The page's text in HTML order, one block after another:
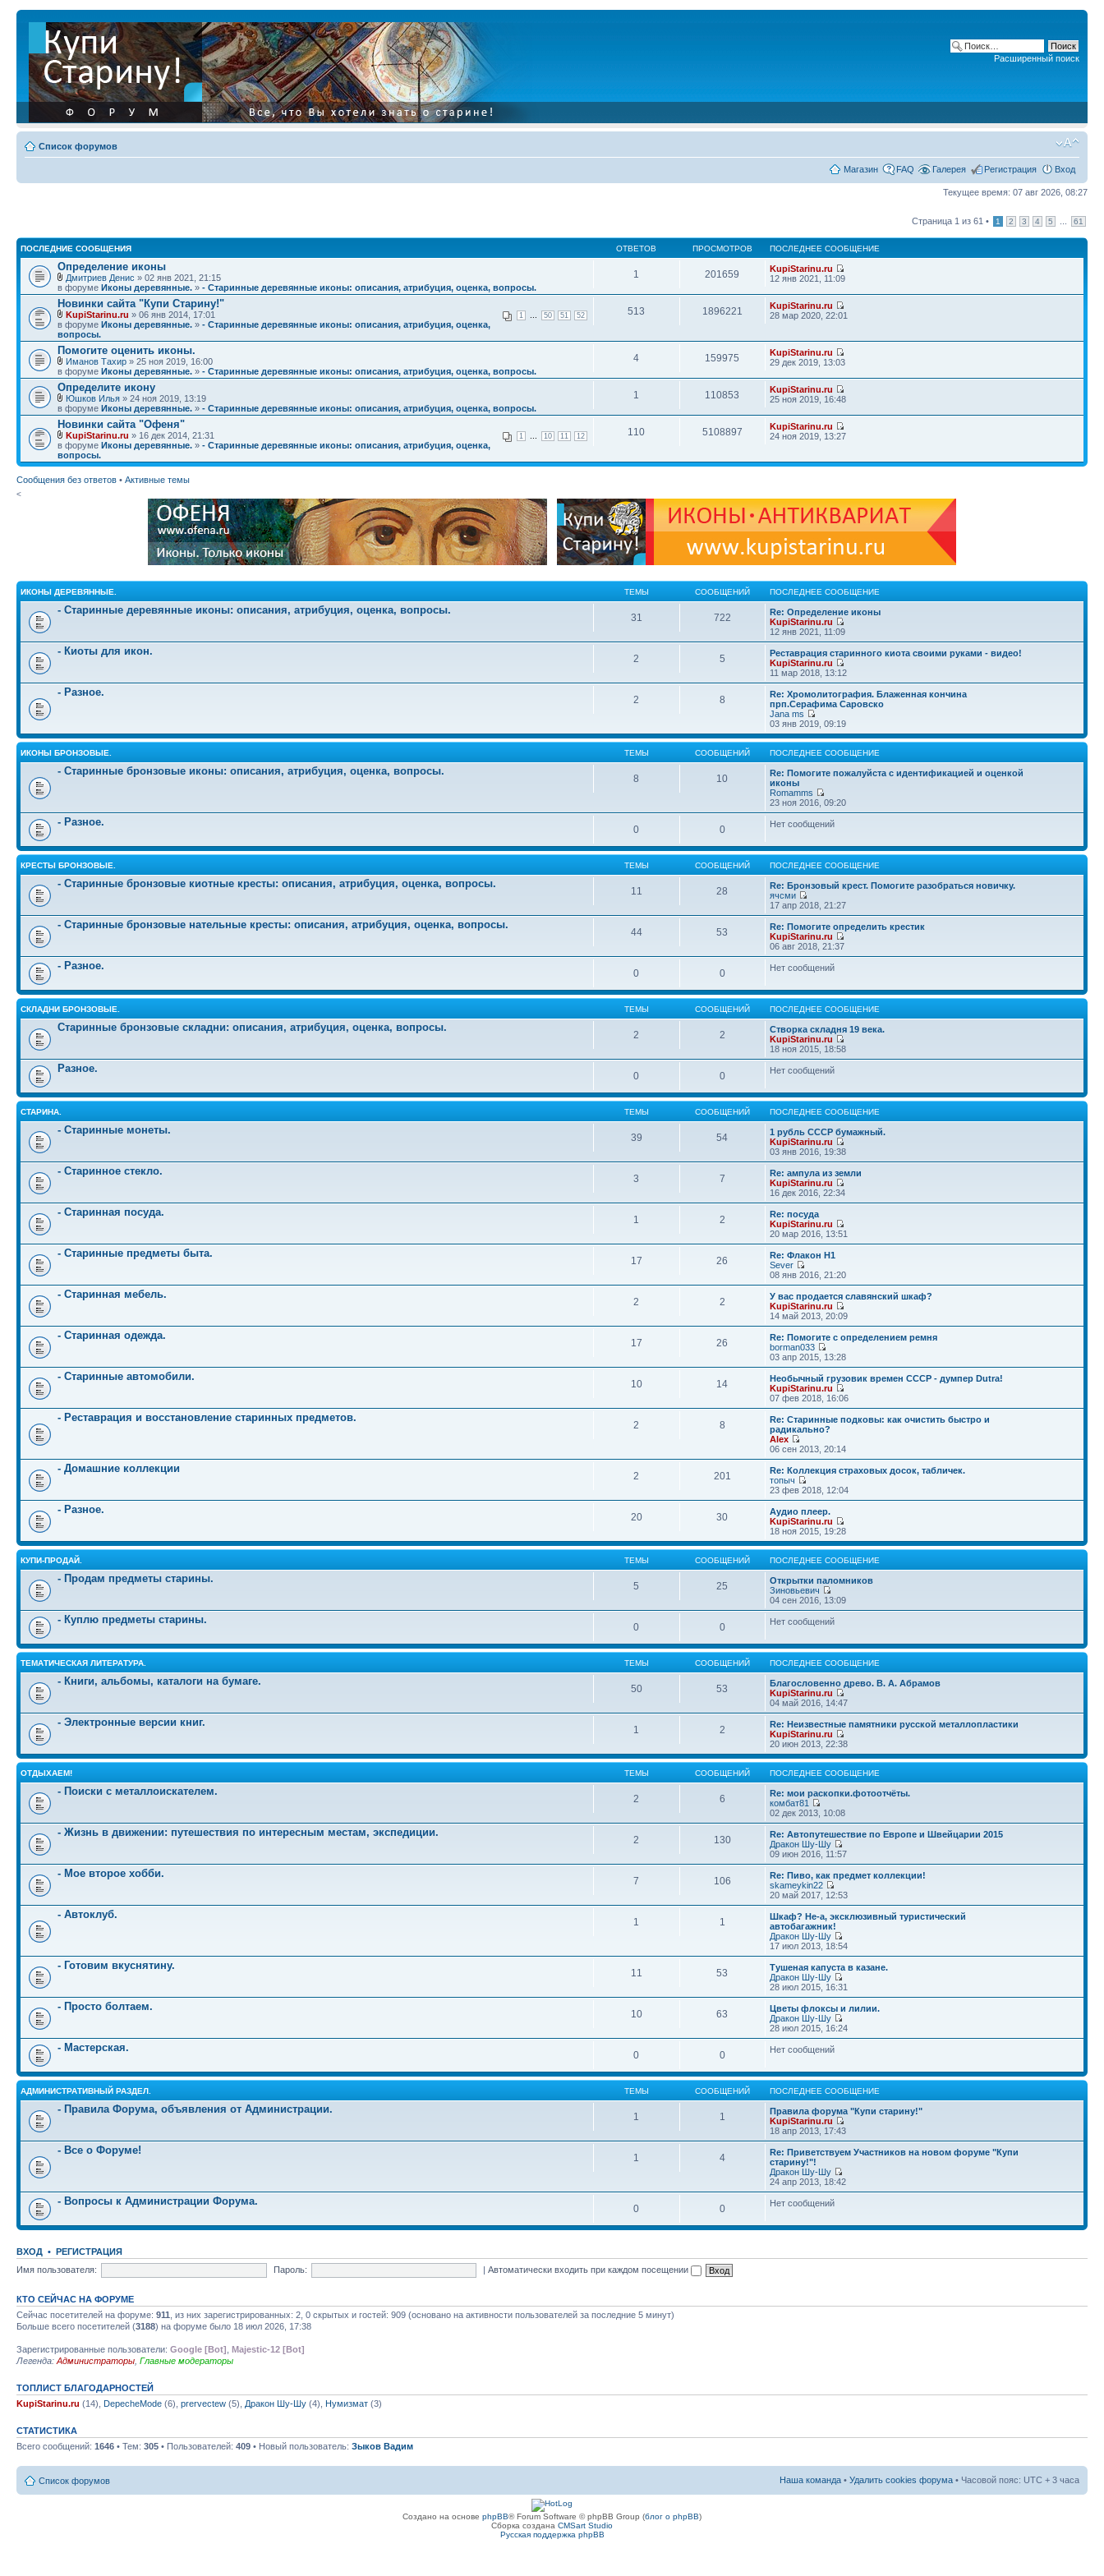
Расширенный поиск
Список форумов
Магазин FAQ Галерея Регистрация Вход
Текущее время: 07 авг 2026, 08:27
Страница 1 из 61 • 1 2 3 4 5 61
ПОСЛЕДНИЕ СООБЩЕНИЯ ОТВЕТОВ ПРОСМОТРОВ ПОСЛЕДНЕЕ СООБЩЕНИЕ
Определение иконы
Дмитриев Денис » 02 янв 2021, 21:15
в форуме Иконы деревянные. » - Старинные деревянные иконы: описания, атрибуция, оценка, вопросы.
1 201659
KupiStarinu.ru
12 янв 2021, 11:09
Новинки сайта "Купи Старину!"
1 50 51 52
KupiStarinu.ru » 06 янв 2014, 17:01
в форуме Иконы деревянные. » - Старинные деревянные иконы: описания, атрибуция, оценка,
вопросы.
513 1896221
KupiStarinu.ru
28 мар 2020, 22:01
Помогите оценить иконы.
Иманов Тахир » 25 ноя 2019, 16:00
в форуме Иконы деревянные. » - Старинные деревянные иконы: описания, атрибуция, оценка, вопросы.
4 159975
KupiStarinu.ru
29 дек 2019, 13:03
Определите икону
Юшков Илья » 24 ноя 2019, 13:19
в форуме Иконы деревянные. » - Старинные деревянные иконы: описания, атрибуция, оценка, вопросы.
1 110853
KupiStarinu.ru
25 ноя 2019, 16:48
Новинки сайта "Офеня"
1 10 11 12
KupiStarinu.ru » 16 дек 2014, 21:31
в форуме Иконы деревянные. » - Старинные деревянные иконы: описания, атрибуция, оценка,
вопросы.
110 5108897
KupiStarinu.ru
24 ноя 2019, 13:27
Сообщения без ответов • Активные темы
<
ИКОНЫ ДЕРЕВЯННЫЕ. ТЕМЫ СООБЩЕНИЙ ПОСЛЕДНЕЕ СООБЩЕНИЕ
- Старинные деревянные иконы: описания, атрибуция, оценка, вопросы.
31 722
Re: Определение иконы
KupiStarinu.ru
12 янв 2021, 11:09
- Киоты для икон.
2 5
Реставрация старинного киота своими руками - видео!
KupiStarinu.ru
11 мар 2018, 13:12
- Разное.
2 8
Re: Хромолитография. Блаженная кончина
прп.Серафима Саровско
Jana ms
03 янв 2019, 09:19
ИКОНЫ БРОНЗОВЫЕ. ТЕМЫ СООБЩЕНИЙ ПОСЛЕДНЕЕ СООБЩЕНИЕ
- Старинные бронзовые иконы: описания, атрибуция, оценка, вопросы.
8 10
Re: Помогите пожалуйста с идентификацией и оценкой
иконы
Romamms
23 ноя 2016, 09:20
- Разное.
0 0 Нет сообщений
КРЕСТЫ БРОНЗОВЫЕ. ТЕМЫ СООБЩЕНИЙ ПОСЛЕДНЕЕ СООБЩЕНИЕ
- Старинные бронзовые киотные кресты: описания, атрибуция, оценка, вопросы.
11 28
Re: Бронзовый крест. Помогите разобраться новичку.
ячсми
17 апр 2018, 21:27
- Старинные бронзовые нательные кресты: описания, атрибуция, оценка, вопросы.
44 53
Re: Помогите определить крестик
KupiStarinu.ru
06 авг 2018, 21:37
- Разное.
0 0 Нет сообщений
СКЛАДНИ БРОНЗОВЫЕ. ТЕМЫ СООБЩЕНИЙ ПОСЛЕДНЕЕ СООБЩЕНИЕ
Старинные бронзовые складни: описания, атрибуция, оценка, вопросы.
2 2
Створка складня 19 века.
KupiStarinu.ru
18 ноя 2015, 18:58
Разное.
0 0 Нет сообщений
СТАРИНА. ТЕМЫ СООБЩЕНИЙ ПОСЛЕДНЕЕ СООБЩЕНИЕ
- Старинные монеты.
39 54
1 рубль СССР бумажный.
KupiStarinu.ru
03 янв 2016, 19:38
- Старинное стекло.
3 7
Re: ампула из земли
KupiStarinu.ru
16 дек 2016, 22:34
- Старинная посуда.
1 2
Re: посуда
KupiStarinu.ru
20 мар 2016, 13:51
- Старинные предметы быта.
17 26
Re: Флакон Н1
Sever
08 янв 2016, 21:20
- Старинная мебель.
2 2
У вас продается славянский шкаф?
KupiStarinu.ru
14 май 2013, 20:09
- Старинная одежда.
17 26
Re: Помогите с определением ремня
borman033
03 апр 2015, 13:28
- Старинные автомобили.
10 14
Необычный грузовик времен СССР - думпер Dutra!
KupiStarinu.ru
07 фев 2018, 16:06
- Реставрация и восстановление старинных предметов.
2 8
Re: Старинные подковы: как очистить быстро и
радикально?
Alex
06 сен 2013, 20:14
- Домашние коллекции
2 201
Re: Коллекция страховых досок, табличек.
топыч
23 фев 2018, 12:04
- Разное.
20 30
Аудио плеер.
KupiStarinu.ru
18 ноя 2015, 19:28
КУПИ-ПРОДАЙ. ТЕМЫ СООБЩЕНИЙ ПОСЛЕДНЕЕ СООБЩЕНИЕ
- Продам предметы старины.
5 25
Открытки паломников
Зиновьевич
04 сен 2016, 13:09
- Куплю предметы старины.
0 0 Нет сообщений
ТЕМАТИЧЕСКАЯ ЛИТЕРАТУРА. ТЕМЫ СООБЩЕНИЙ ПОСЛЕДНЕЕ СООБЩЕНИЕ
- Книги, альбомы, каталоги на бумаге.
50 53
Благословенно древо. В. А. Абрамов
KupiStarinu.ru
04 май 2016, 14:47
- Электронные версии книг.
1 2
Re: Неизвестные памятники русской металлопластики
KupiStarinu.ru
20 июн 2013, 22:38
ОТДЫХАЕМ! ТЕМЫ СООБЩЕНИЙ ПОСЛЕДНЕЕ СООБЩЕНИЕ
- Поиски с металлоискателем.
2 6
Re: мои раскопки.фотоотчёты.
комбат81
02 дек 2013, 10:08
- Жизнь в движении: путешествия по интересным местам, экспедиции.
2 130
Re: Автопутешествие по Европе и Швейцарии 2015
Дракон Шу-Шу
09 июн 2016, 11:57
- Мое второе хобби.
7 106
Re: Пиво, как предмет коллекции!
skameykin22
20 май 2017, 12:53
- Автоклуб.
1 1
Шкаф? Не-а, эксклюзивный туристический
автобагажник!
Дракон Шу-Шу
17 июл 2013, 18:54
- Готовим вкуснятину.
11 53
Тушеная капуста в казане.
Дракон Шу-Шу
28 июл 2015, 16:31
- Просто болтаем.
10 63
Цветы флоксы и лилии.
Дракон Шу-Шу
28 июл 2015, 16:24
- Мастерская.
0 0 Нет сообщений
АДМИНИСТРАТИВНЫЙ РАЗДЕЛ. ТЕМЫ СООБЩЕНИЙ ПОСЛЕДНЕЕ СООБЩЕНИЕ
- Правила Форума, объявления от Администрации.
1 1
Правила форума "Купи старину!"
KupiStarinu.ru
18 апр 2013, 17:43
- Все о Форуме!
1 4
Re: Приветствуем Участников на новом форуме "Купи
старину!"!
Дракон Шу-Шу
24 апр 2013, 18:42
- Вопросы к Администрации Форума.
0 0 Нет сообщений
ВХОД • РЕГИСТРАЦИЯ
Имя пользователя:
Пароль: |Автоматически входить при каждом посещении
КТО СЕЙЧАС НА ФОРУМЕ
Сейчас посетителей на форуме: 911 , из них зарегистрированных: 2, 0 скрытых и гостей: 909 (основано на активности пользователей за последние 5 минут)
Больше всего посетителей (3188) на форуме было 18 июл 2026, 17:38
Зарегистрированные пользователи: Google [Bot] Majestic-12 [Bot]
Легенда: Администраторы Главные модераторы
ТОПЛИСТ БЛАГОДАРНОСТЕЙ
KupiStarinu.ru (14), DepecheMode (6), prervectew (5), Дракон Шу-Шу (4), Нумизмат (3)
СТАТИСТИКА
Всего сообщений: 1646 • Тем: 305 • Пользователей: 409 • Новый пользователь: Зыков Вадим
Список форумов Наша команда • Удалить cookies форума • Часовой пояс: UTC + 3 часа
Создано на основе phpBB® Forum Software © phpBB Group (блог о phpBB)
Сборка создана CMSart Studio
Русская поддержка phpBB